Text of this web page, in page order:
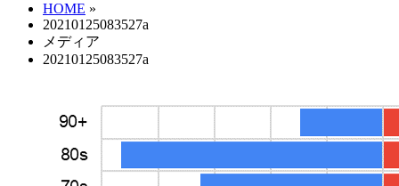
HOME »
20210125083527a
メディア
20210125083527a